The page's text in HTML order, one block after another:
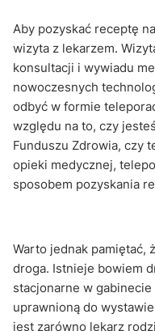
Aby pozyskać receptę
wizyta z lekarzem.
konsultacji i wywiadu
nowoczesnych
odbyć w formie
względu na to, czy
Funduszu Zdrowia, czy
opieki medycznej,
sposobem pozyskania
Warto jednak pamiętać,
droga. Istnieje bowiem
stacjonarne w
uprawnioną do
jest zarówno lekarz